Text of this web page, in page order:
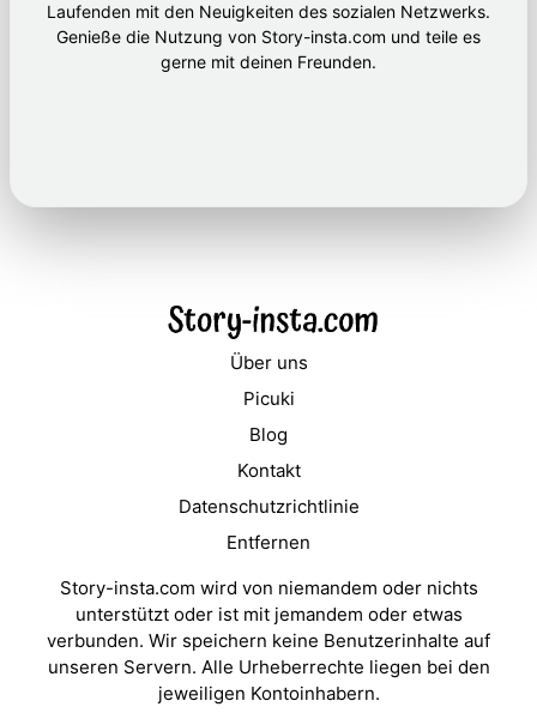
Laufenden mit den Neuigkeiten des sozialen Netzwerks.
Genieße die Nutzung von Story-insta.com und teile es
gerne mit deinen Freunden.
Über uns
Picuki
Blog
Kontakt
Datenschutzrichtlinie
Entfernen
Story-insta.com wird von niemandem oder nichts
unterstützt oder ist mit jemandem oder etwas
verbunden. Wir speichern keine Benutzerinhalte auf
unseren Servern. Alle Urheberrechte liegen bei den
jeweiligen Kontoinhabern.